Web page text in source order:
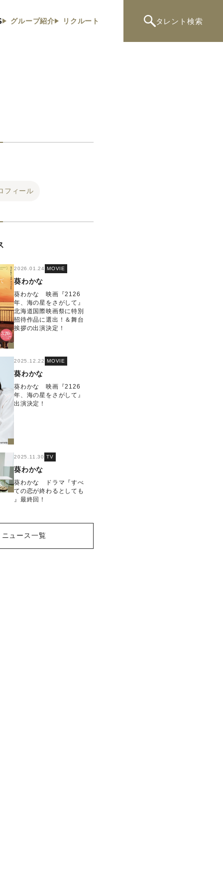
グループ紹介 リクルート タレント 検索
フィール
2026.01.24 MOVIE
葵わかな
葵わかな 映画『2126
年、海の星をさがして』
北海道国際映画祭に特別
招待作品に選出！＆舞台
挨拶の出演決定！
2025.12.22 MOVIE
葵わかな
葵わかな 映画『2126
年、海の星をさがして』
出演決定！
2025.11.30 TV
葵わかな
葵わかな ドラマ『すべ
ての恋が終わるとしても
』最終回！
ニュース一覧